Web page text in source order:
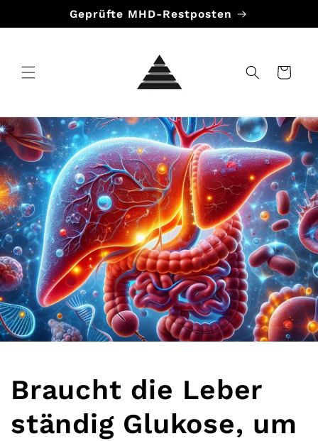
Inhalt
Geprüfte MHD-Restposten
Warenkorb
Braucht die Leber
ständig Glukose, um